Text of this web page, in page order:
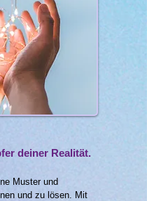
deiner Realität.
Muster und
und zu lösen. Mit